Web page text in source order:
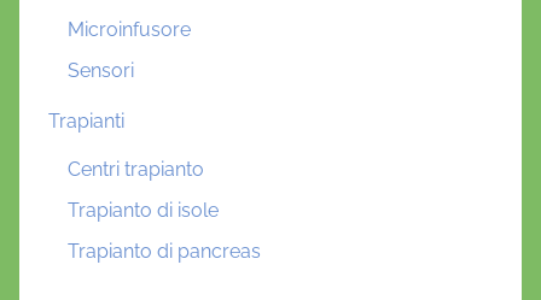
Microinfusore
Sensori
Trapianti
Centri trapianto
Trapianto di isole
Trapianto di pancreas